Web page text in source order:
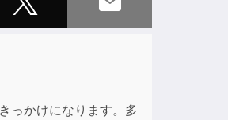
っかけになります。多